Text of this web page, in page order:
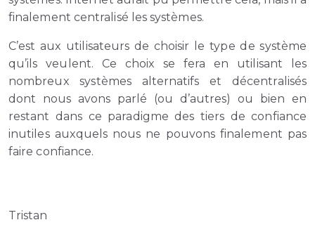
finalement centralisé les systèmes.
C’est aux utilisateurs de choisir le type de système
qu’ils veulent. Ce choix se fera en utilisant les
nombreux systèmes alternatifs et décentralisés
dont nous avons parlé (ou d’autres) ou bien en
restant dans ce paradigme des tiers de confiance
inutiles auxquels nous ne pouvons finalement pas
faire confiance.
Tristan